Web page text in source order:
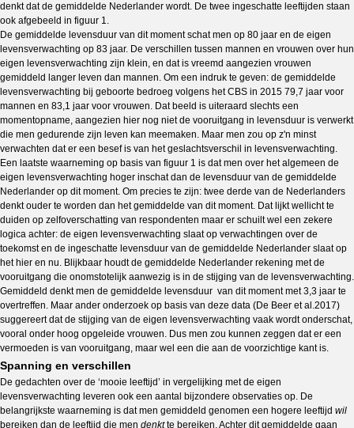
denkt dat de gemiddelde Nederlander wordt. De twee ingeschatte leeftijden staan
ook afgebeeld in figuur 1.
De gemiddelde levensduur van dit moment schat men op 80 jaar en de eigen
levensverwachting op 83 jaar. De verschillen tussen mannen en vrouwen over hun
eigen levensverwachting zijn klein, en dat is vreemd aangezien vrouwen
gemiddeld langer leven dan mannen. Om een indruk te geven: de gemiddelde
levensverwachting bij geboorte bedroeg volgens het CBS in 2015 79,7 jaar voor
mannen en 83,1 jaar voor vrouwen. Dat beeld is uiteraard slechts een
momentopname, aangezien hier nog niet de vooruitgang in levensduur is verwerkt
die men gedurende zijn leven kan meemaken. Maar men zou op z'n minst
verwachten dat er een besef is van het geslachtsverschil in levensverwachting.
Een laatste waarneming op basis van figuur 1 is dat men over het algemeen de
eigen levensverwachting hoger inschat dan de levensduur van de gemiddelde
Nederlander op dit moment. Om precies te zijn: twee derde van de Nederlanders
denkt ouder te worden dan het gemiddelde van dit moment. Dat lijkt wellicht te
duiden op zelfoverschatting van respondenten maar er schuilt wel een zekere
logica achter: de eigen levensverwachting slaat op verwachtingen over de
toekomst en de ingeschatte levensduur van de gemiddelde Nederlander slaat op
het hier en nu. Blijkbaar houdt de gemiddelde Nederlander rekening met de
vooruitgang die onomstotelijk aanwezig is in de stijging van de levensverwachting.
Gemiddeld denkt men de gemiddelde levensduur van dit moment met 3,3 jaar te
overtreffen. Maar ander onderzoek op basis van deze data (De Beer et al.2017)
suggereert dat de stijging van de eigen levensverwachting vaak wordt onderschat,
vooral onder hoog opgeleide vrouwen. Dus men zou kunnen zeggen dat er een
vermoeden is van vooruitgang, maar wel een die aan de voorzichtige kant is.
Spanning en verschillen
De gedachten over de ‘mooie leeftijd’ in vergelijking met de eigen
levensverwachting leveren ook een aantal bijzondere observaties op. De
belangrijkste waarneming is dat men gemiddeld genomen een hogere leeftijd wil
bereiken dan de leeftijd die men denktte bereiken. Achter dit gemiddelde gaan